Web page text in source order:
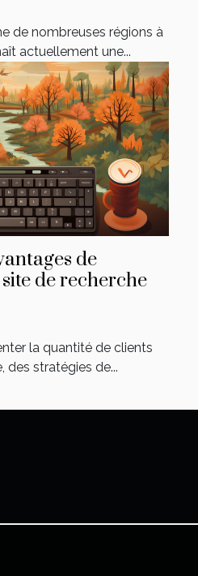
de nombreuses régions à
actuellement une...
de
de recherche
la quantité de clients
des stratégies de...